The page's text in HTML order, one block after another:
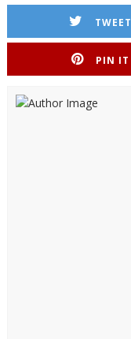
TWEET
PIN IT